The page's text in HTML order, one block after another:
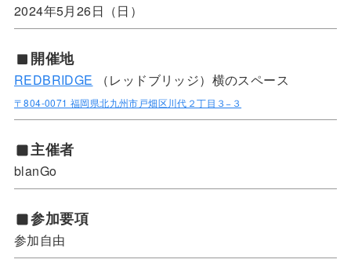
2024年5月26日（日）
開催地
REDBRIDGE （レッドブリッジ）横のスペース
〒804-0071 福岡県北九州市戸畑区川代２丁目３−３
主催者
blanGo
参加要項
参加自由